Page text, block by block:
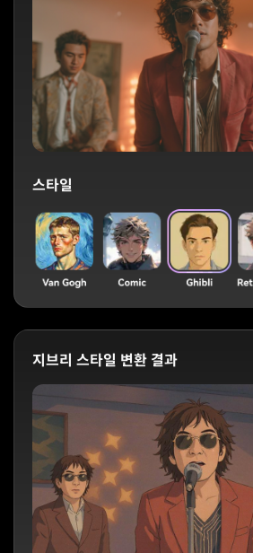
스타일
지브리 스타일 변환 결과